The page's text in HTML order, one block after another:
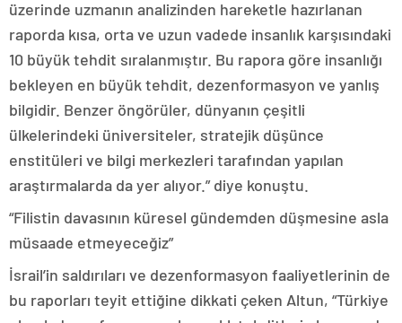
üzerinde uzmanın analizinden hareketle hazırlanan
raporda kısa, orta ve uzun vadede insanlık karşısındaki
10 büyük tehdit sıralanmıştır. Bu rapora göre insanlığı
bekleyen en büyük tehdit, dezenformasyon ve yanlış
bilgidir. Benzer öngörüler, dünyanın çeşitli
ülkelerindeki üniversiteler, stratejik düşünce
enstitüleri ve bilgi merkezleri tarafından yapılan
araştırmalarda da yer alıyor.” diye konuştu.
“Filistin davasının küresel gündemden düşmesine asla
müsaade etmeyeceğiz”
İsrail’in saldırıları ve dezenformasyon faaliyetlerinin de
bu raporları teyit ettiğine dikkati çeken Altun, “Türkiye